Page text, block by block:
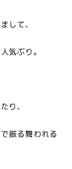
して、
気ぶり。
り、
振る舞われる